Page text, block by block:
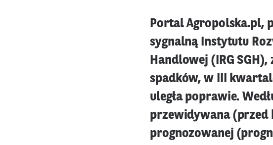
Portal Agropolska.pl,
sygnalną Instytutu
Handlowej (IRG
spadków, w III
uległa poprawie.
przewidywana (przed
prognozowanej